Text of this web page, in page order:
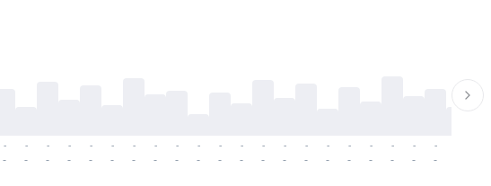
-
-
-
-
-
-
-
-
-
-
-
-
-
-
-
-
-
-
-
-
-
-
-
-
-
-
-
-
-
-
-
-
-
-
-
-
-
-
-
-
-
-